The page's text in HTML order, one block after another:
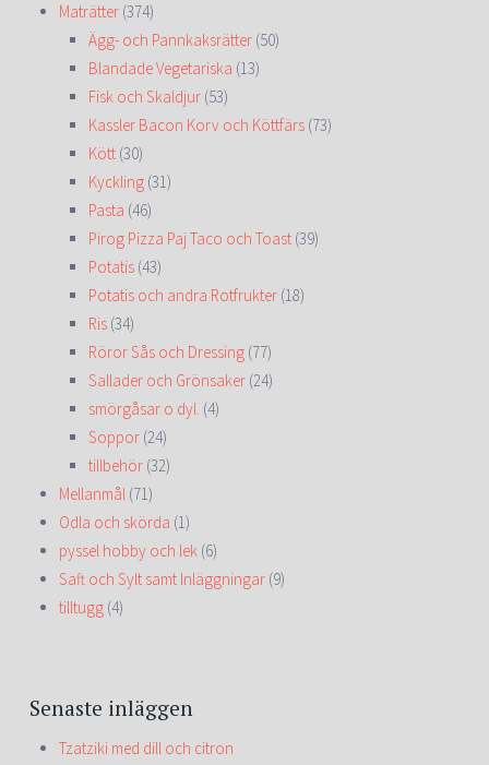
Maträtter (374)
Ägg- och Pannkaksrätter (50)
Blandade Vegetariska (13)
Fisk och Skaldjur (53)
Kassler Bacon Korv och Köttfärs (73)
Kött (30)
Kyckling (31)
Pasta (46)
Pirog Pizza Paj Taco och Toast (39)
Potatis (43)
Potatis och andra Rotfrukter (18)
Ris (34)
Röror Sås och Dressing (77)
Sallader och Grönsaker (24)
smörgåsar o dyl. (4)
Soppor (24)
tillbehör (32)
Mellanmål (71)
Odla och skörda (1)
pyssel hobby och lek (6)
Saft och Sylt samt Inläggningar (9)
tilltugg (4)
Senaste inläggen
Tzatziki med dill och citron